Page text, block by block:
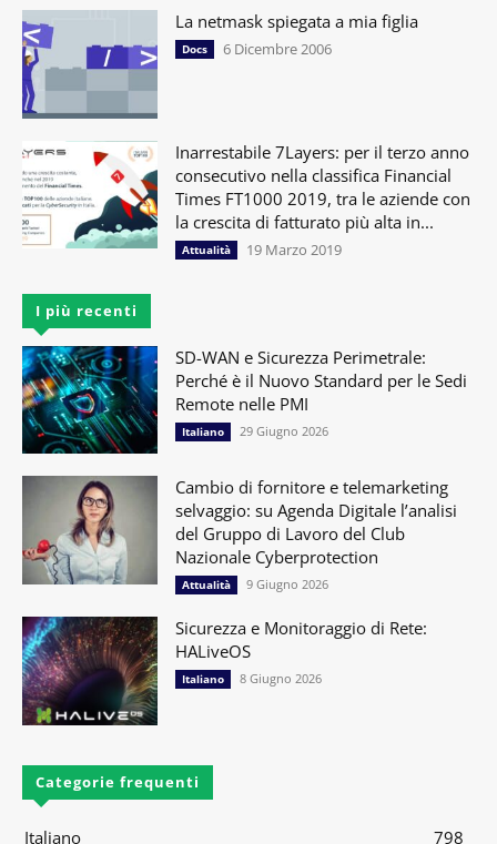
La netmask spiegata a mia figlia
Docs 6 Dicembre 2006
Inarrestabile 7Layers: per il terzo anno
consecutivo nella classifica Financial
Times FT1000 2019, tra le aziende con
la crescita di fatturato più alta in...
Attualità 19 Marzo 2019
I più recenti
SD-WAN e Sicurezza Perimetrale:
Perché è il Nuovo Standard per le Sedi
Remote nelle PMI
Italiano 29 Giugno 2026
Cambio di fornitore e telemarketing
selvaggio: su Agenda Digitale l’analisi
del Gruppo di Lavoro del Club
Nazionale Cyberprotection
Attualità 9 Giugno 2026
Sicurezza e Monitoraggio di Rete:
HALiveOS
Italiano 8 Giugno 2026
Categorie frequenti
Italiano 798